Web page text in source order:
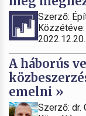
Szerző:
A háborús
emelni »
Szerző: dr.